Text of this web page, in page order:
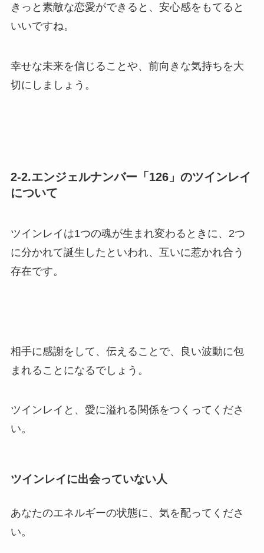
きっと素敵な恋愛ができると、安心感をもてると
いいですね。
幸せな未来を信じることや、前向きな気持ちを大
切にしましょう。
2-2.エンジェルナンバー「126」のツインレイ
について
ツインレイは1つの魂が生まれ変わるときに、2つ
に分かれて誕生したといわれ、互いに惹かれ合う
存在です。
相手に感謝をして、伝えることで、良い波動に包
まれることになるでしょう。
ツインレイと、愛に溢れる関係をつくってくださ
い。
ツインレイに出会っていない人
あなたのエネルギーの状態に、気を配ってくださ
い。